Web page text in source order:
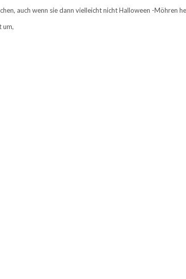
auch wenn sie dann vielleicht nicht Halloween -Möhren
um,